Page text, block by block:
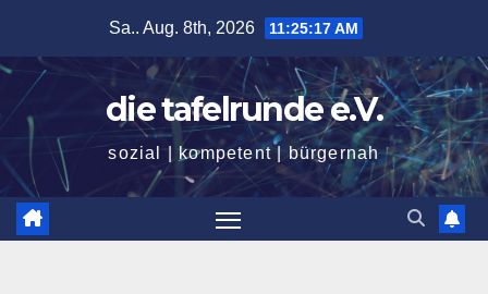
springen
Sa.. Aug. 8th, 2026 11:25:18 AM
die tafelrunde e.V.
sozial | kompetent | bürgernah